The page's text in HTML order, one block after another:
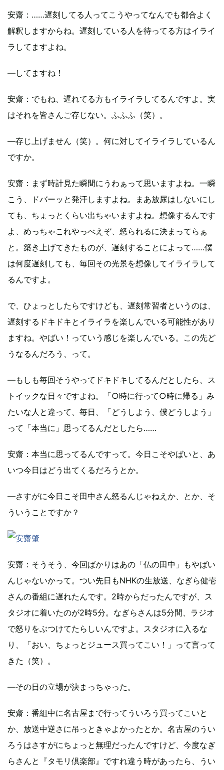
安齋 ：……遅刻してる人ってこうやってなんでも都合よく
解釈しますからね。遅刻している人を待ってる方はイライ
ラしてますよね。
―してますね！
安齋 ：でもね、遅れてる方もイライラしてるんですよ。実
はそれを皆さんご存じない。ふふふ（笑）。
―存じ上げません（笑）。何に対してイライラしているん
ですか。
安齋 ：まず時計見た瞬間にうわぁって思いますよね。一瞬
こう、ドバーッと発汗しますよね。まあ放尿はしないにし
ても、ちょっとくらい出ちゃいますよね。想像するんです
よ、めっちゃこれやっべえぞ、怒られるに決まってらぁ
と。築き上げてきたものが、遅刻することによって……僕
は何度遅刻しても、毎回その光景を想像してイライラして
るんですよ。
で、ひょっとしたらですけども、遅刻常習者というのは、
遅刻するドキドキとイライラを楽しんでいる可能性があり
ますね。やばい！っていう感じを楽しんでいる。この先ど
うなるんだろう、って。
―もしも毎回そうやってドキドキしてるんだとしたら、ス
トイックな日々ですよね。「○時に行って○時に帰る」み
たいな人と違って、毎日、「どうしよう、僕どうしよう」
って「本当に」思ってるんだとしたら……
安齋 ：本当に思ってるんですって。今日こそやばいと、あ
いつ今日はどう出てくるだろうとか。
―さすがに今日こそ田中さん怒るんじゃねえか、とか、そ
ういうことですか？
安齋 ：そうそう、今回ばかりはあの「仏の田中」もやばい
んじゃないかって。つい先日もNHKの生放送、なぎら健壱
さんの番組に遅れたんです。2時からだったんですが、ス
タジオに着いたのが2時5分。なぎらさんは5分間、ラジオ
で怒りをぶつけてたらしいんですよ。スタジオに入るな
り、「おい、ちょっとジュース買ってこい！」って言って
きた（笑）。
―その日の立場が決まっちゃった。
安齋 ：番組中に名古屋まで行ってういろう買ってこいと
か、放送中逆さに吊っときゃよかったとか。名古屋のうい
ろうはさすがにちょっと無理だったんですけど、今度なぎ
らさんと『タモリ倶楽部』ですれ違う時があったら、うい